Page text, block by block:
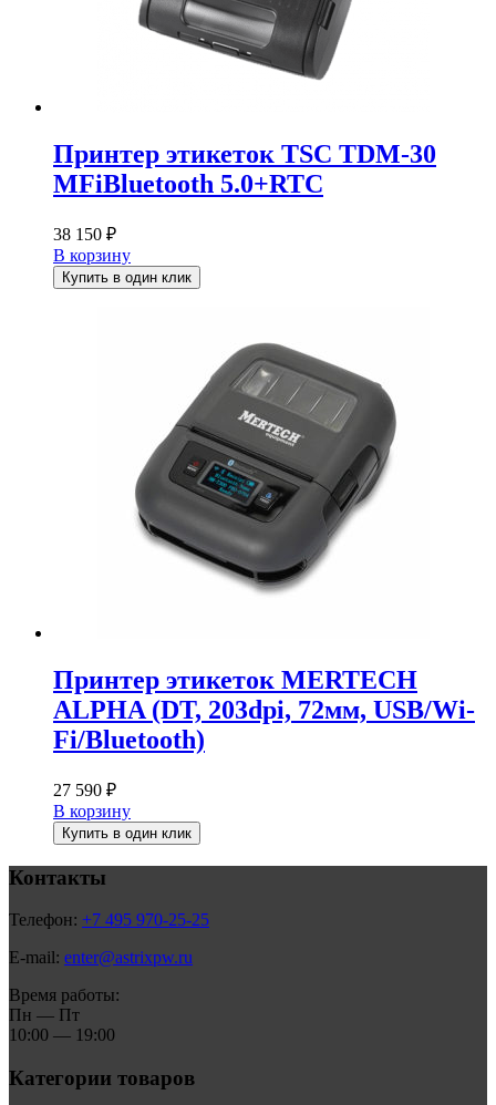
Принтер этикеток TSC TDM-30
MFiBluetooth 5.0+RTC
38 150 ₽
В корзину
Купить в один клик
Принтер этикеток MERTECH
ALPHA (DT, 203dpi, 72мм, USB/Wi-
Fi/Bluetooth)
27 590 ₽
В корзину
Купить в один клик
Контакты
Телефон: +7 495 970-25-25
E-mail: enter@astrixpw.ru
Время работы:
Пн — Пт
10:00 — 19:00
Категории товаров